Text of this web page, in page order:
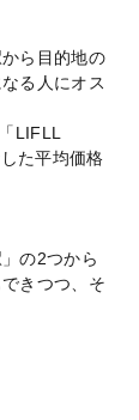
ら目的地の
る人にオス
LIFLL
た平均価格
の2つから
きつつ、そ